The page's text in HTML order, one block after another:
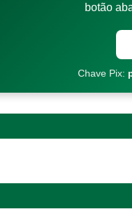
botão
Chave Pix: